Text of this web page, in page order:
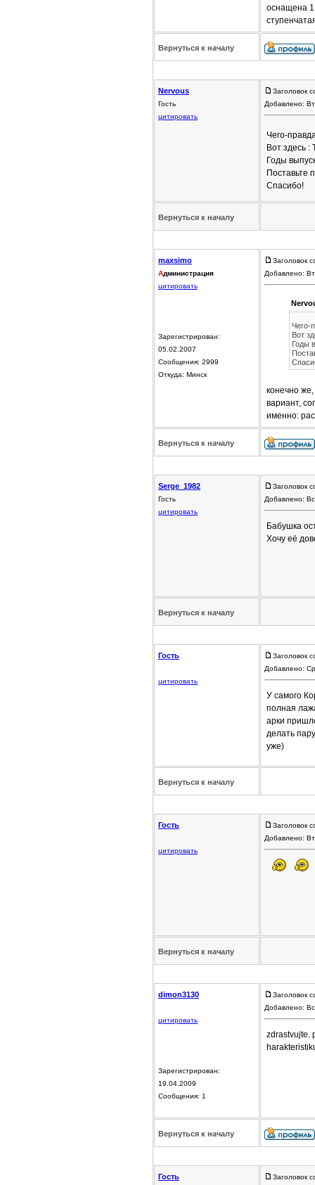
оснащена
Вернуться к началу
Nervous
Гость
цитировать
Заголовок
Добавлено:
Чего-
Вот здесь :
Годы
Поставьте
Спасибо!
Вернуться к началу
maxsimo
Администрация
цитировать
Зарегистрирован:
05.02.2007
Сообщения: 2999
Откуда: Минск
Заголовок
Добавлено:
Чего-
Вот
Годы
конечно
вариант,
именно:
Вернуться к началу
Serge_1982
Гость
цитировать
Заголовок
Добавлено:
Бабушка
Хочу её
Вернуться к началу
Гость
цитировать
Заголовок
Добавлено:
У самого
полная
арки
делать
уже)
Вернуться к началу
Гость
цитировать
Заголовок
Добавлено:
Вернуться к началу
dimon3130
цитировать
Зарегистрирован:
19.04.2009
Сообщения: 1
Заголовок
Добавлено:
zdrastvujte.
Вернуться к началу
Гость
Заголовок